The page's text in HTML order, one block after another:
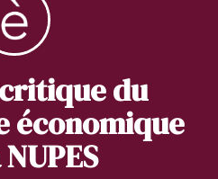
du
économique